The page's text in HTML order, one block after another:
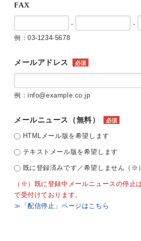
FAX
-
-
例：03-1234-5678
メールアドレス 必須
例：info@example.co.jp
メールニュース（無料） 必須
HTMLメール版を希望します
テキストメール版を希望します
既に登録済みです／希望しません（※）
（※）既に登録中メールニュースの停止
で受付けております。
≫「配信停止」ページはこちら